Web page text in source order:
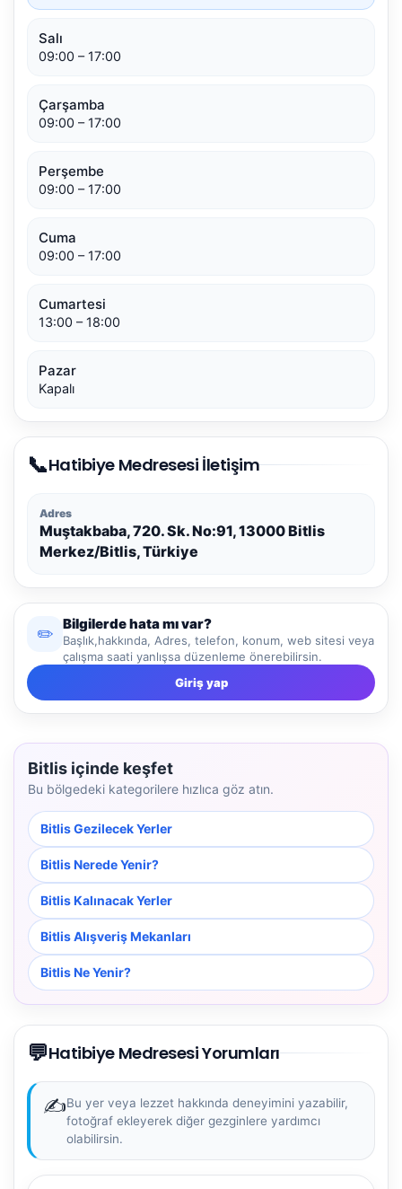
Salı
09:00 – 17:00
Çarşamba
09:00 – 17:00
Perşembe
09:00 – 17:00
Cuma
09:00 – 17:00
Cumartesi
13:00 – 18:00
Pazar
Kapalı
📞Hatibiye Medresesi İletişim
Adres
Muştakbaba, 720. Sk. No:91, 13000 Bitlis
Merkez/Bitlis, Türkiye
✏️
Bilgilerde hata mı var?
Başlık,hakkında, Adres, telefon, konum, web sitesi veya
çalışma saati yanlışsa düzenleme önerebilirsin.
Giriş yap
Bitlis içinde keşfet
Bu bölgedeki kategorilere hızlıca göz atın.
Bitlis Gezilecek Yerler
Bitlis Nerede Yenir?
Bitlis Kalınacak Yerler
Bitlis Alışveriş Mekanları
Bitlis Ne Yenir?
💬Hatibiye Medresesi Yorumları
✍️Bu yer veya lezzet hakkında deneyimini yazabilir,
fotoğraf ekleyerek diğer gezginlere yardımcı
olabilirsin.